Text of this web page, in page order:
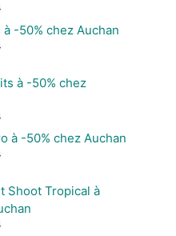
-50% chez Auchan
à -50% chez
à -50% chez Auchan
Shoot Tropical à